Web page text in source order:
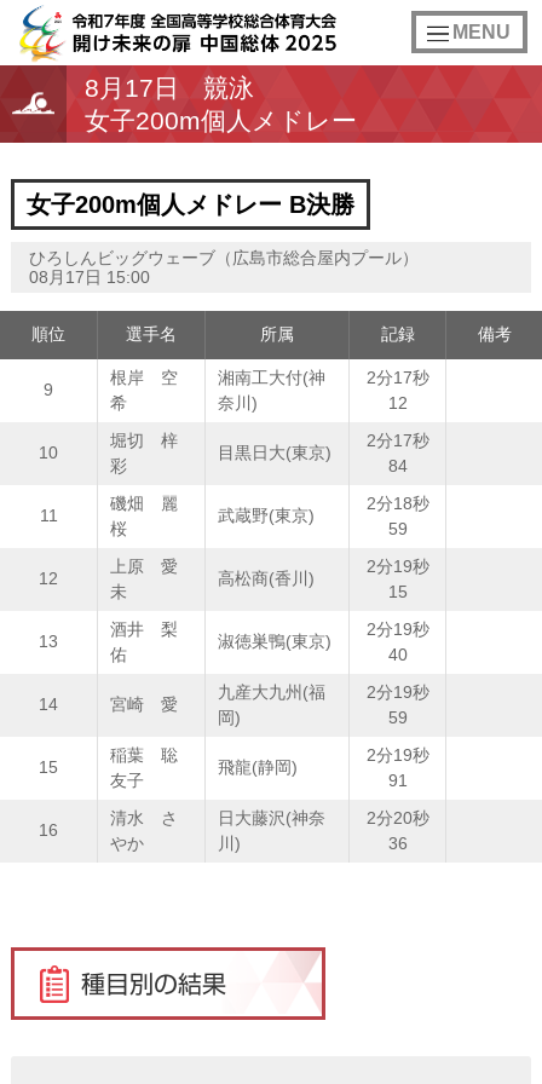
toggle
navigation
MENU
8月17日
競泳
女子200m個人メドレー
女子200m個人メドレー B決勝
ひろしんビッグウェーブ（広島市総合屋内プール）
08月17日 15:00
順位 選手名 所属 記録 備考
9
根岸 空
希
湘南工大付(神
奈川)
2分17秒
12
10
堀切 梓
彩
目黒日大(東京)
2分17秒
84
11
磯畑 麗
桜
武蔵野(東京)
2分18秒
59
12
上原 愛
未
高松商(香川)
2分19秒
15
13
酒井 梨
佑
淑徳巣鴨(東京)
2分19秒
40
14 宮崎 愛
九産大九州(福
岡)
2分19秒
59
15
稲葉 聡
友子
飛龍(静岡)
2分19秒
91
16
清水 さ
やか
日大藤沢(神奈
川)
2分20秒
36